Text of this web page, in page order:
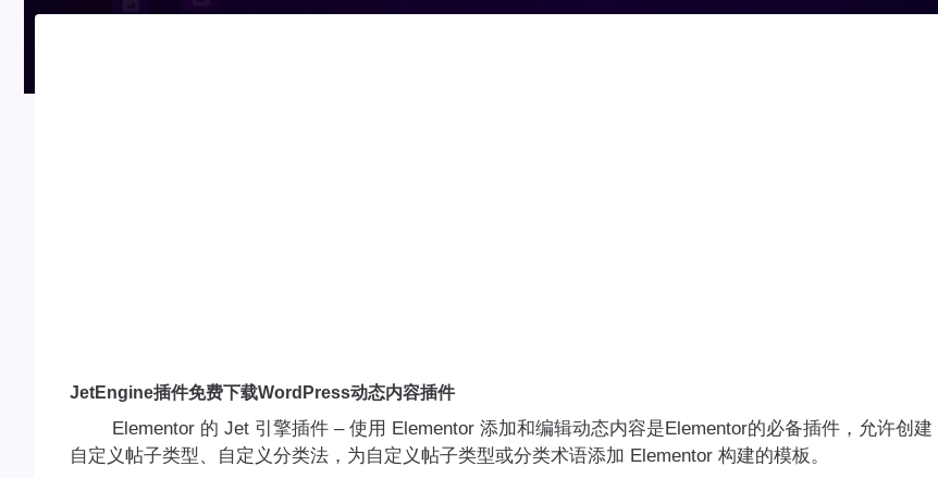
JetEngine插件免费下载WordPress动态内容插件
Elementor 的 Jet 引擎插件 – 使用 Elementor 添加和编辑动态内容是Elementor的必备插件，允许创建
自定义帖子类型、自定义分类法，为自定义帖子类型或分类术语添加 Elementor 构建的模板。